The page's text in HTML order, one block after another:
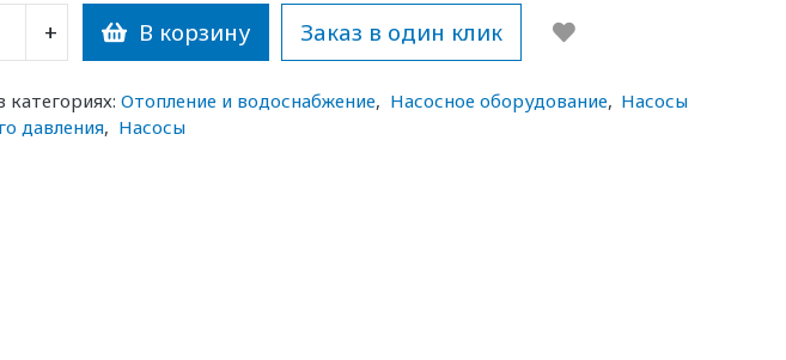
+ В корзину Заказ в один клик
категориях: Отопление и водоснабжение, Насосное оборудование, Насосы
давления, Насосы